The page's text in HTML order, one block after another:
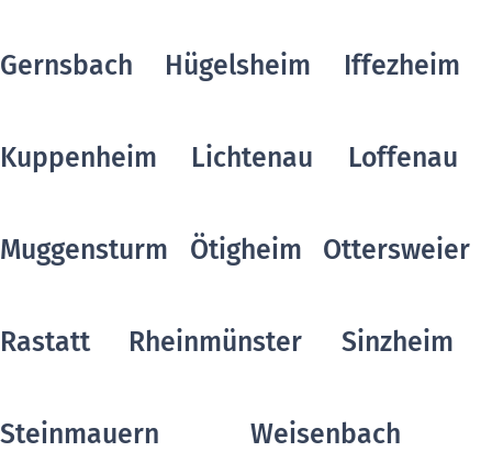
Gernsbach Hügelsheim Iffezheim
Kuppenheim Lichtenau Loffenau
Muggensturm Ötigheim Ottersweier
Rastatt Rheinmünster Sinzheim
Steinmauern Weisenbach